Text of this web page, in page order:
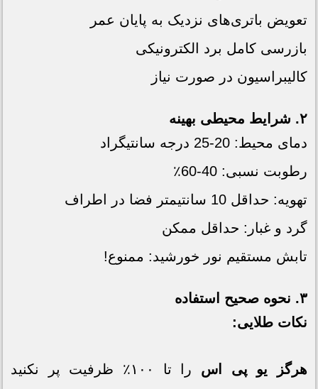
تعویض باتری‌های نزدیک به پایان عمر
بازرسی کامل برد الکترونیکی
کالیبراسیون در صورت نیاز
۲. شرایط محیطی بهینه
دمای محیط: 20-25 درجه سانتیگراد
رطوبت نسبی: 40-60٪
تهویه: حداقل 10 سانتیمتر فضا در اطراف
گرد و غبار: حداقل ممکن
تابش مستقیم نور خورشید: ممنوع!
۳. نحوه صحیح استفاده
نکات طلایی:
هرگز یو پی اس
را تا ۱۰۰٪ ظرفیت پر نکنید